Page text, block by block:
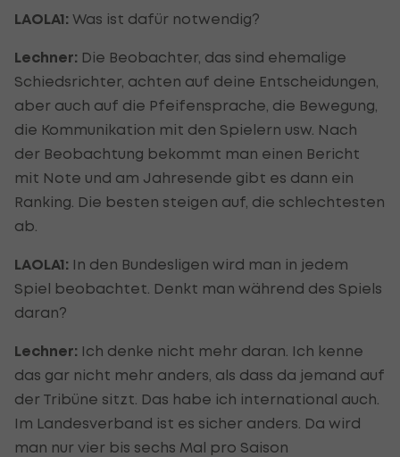
LAOLA1: Was ist dafür notwendig?
Lechner: Die Beobachter, das sind ehemalige
Schiedsrichter, achten auf deine Entscheidungen,
aber auch auf die Pfeifensprache, die Bewegung,
die Kommunikation mit den Spielern usw. Nach
der Beobachtung bekommt man einen Bericht
mit Note und am Jahresende gibt es dann ein
Ranking. Die besten steigen auf, die schlechtesten
ab.
LAOLA1: In den Bundesligen wird man in jedem
Spiel beobachtet. Denkt man während des Spiels
daran?
Lechner: Ich denke nicht mehr daran. Ich kenne
das gar nicht mehr anders, als dass da jemand auf
der Tribüne sitzt. Das habe ich international auch.
Im Landesverband ist es sicher anders. Da wird
man nur vier bis sechs Mal pro Saison